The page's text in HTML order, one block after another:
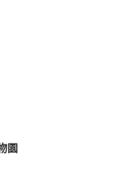
刊第1543期 53
園